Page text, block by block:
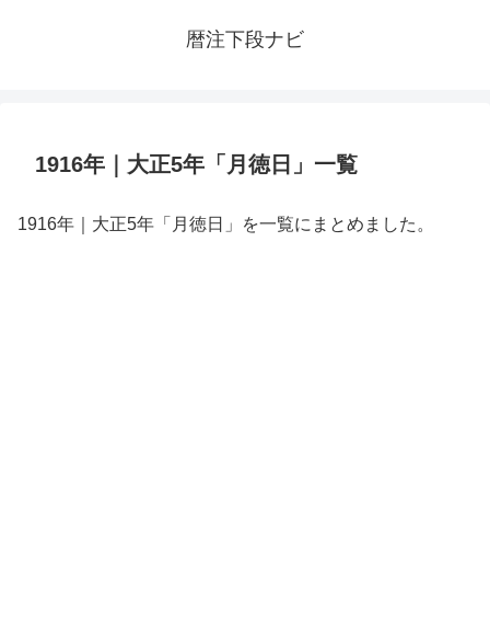
暦注下段ナビ
1916年｜大正5年「月徳日」一覧
1916年｜大正5年「月徳日」を一覧にまとめました。